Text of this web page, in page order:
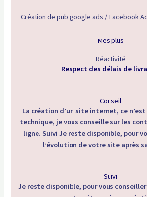
Création de pub google ads / Facebook
Mes plus
Réactivité
Respect des délais de
Conseil
La création d’un site internet, ce n’est
technique, je vous conseille sur les
ligne. Suivi Je reste disponible, pour
l’évolution de votre site après
Suivi
Je reste disponible, pour vous